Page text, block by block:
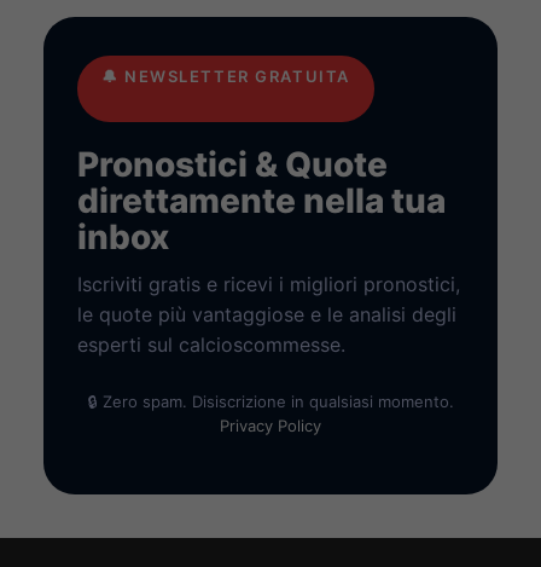
🔔 NEWSLETTER GRATUITA
Pronostici & Quote
direttamente nella tua
inbox
Iscriviti gratis e ricevi i migliori pronostici,
le quote più vantaggiose e le analisi degli
esperti sul calcioscommesse.
🔒 Zero spam. Disiscrizione in qualsiasi momento.
Privacy Policy